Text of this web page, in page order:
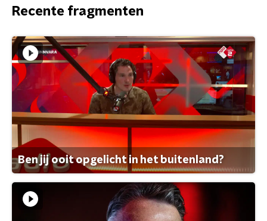
Recente fragmenten
Ben jij ooit opgelicht in het buitenland?